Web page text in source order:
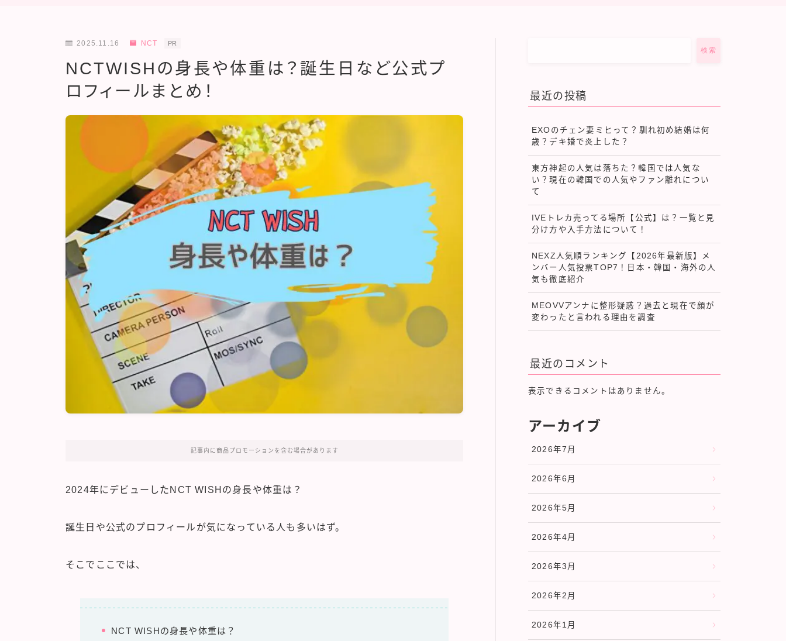
2025.11.16 NCT PR
NCTWISHの身長や体重は？誕生日など公式プ
ロフィールまとめ！
記事内に商品プロモーションを含む場合があります
2024年にデビューしたNCT WISHの身長や体重は？
誕生日や公式のプロフィールが気になっている人も多いはず。
そこでここでは、
NCT WISHの身長や体重は？
検索
最近の投稿
EXOのチェン妻ミヒって？馴れ初め結婚は何
歳？デキ婚で炎上した？
東方神起の人気は落ちた？韓国では人気な
い？現在の韓国での人気やファン離れについ
て
IVEトレカ売ってる場所【公式】は？一覧と見
分け方や入手方法について！
NEXZ人気順ランキング【2026年最新版】メ
ンバー人気投票TOP7！日本・韓国・海外の人
気も徹底紹介
MEOVVアンナに整形疑惑？過去と現在で顔が
変わったと言われる理由を調査
最近のコメント
表示できるコメントはありません。
アーカイブ
2026年7月
2026年6月
2026年5月
2026年4月
2026年3月
2026年2月
2026年1月